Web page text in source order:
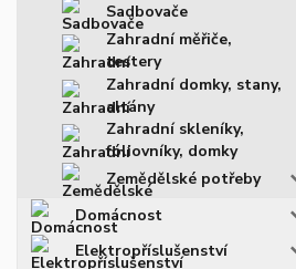
Sadbovače
Zahradní měřiče,
testery
Zahradní domky, stany,
altány
Zahradní skleníky,
fóliovníky, domky
Zemědělské potřeby
Domácnost
Elektropříslušenství